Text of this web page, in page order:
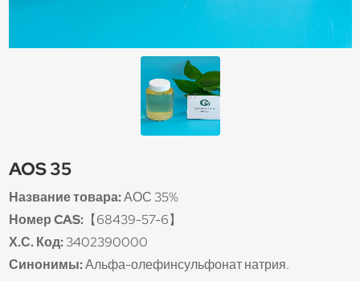
AOS 35
Название товара:АОС 35%
Номер CAS:【68439-57-6】
Х.С. Код:3402390000
Синонимы:Альфа-олефинсульфонат натрия.